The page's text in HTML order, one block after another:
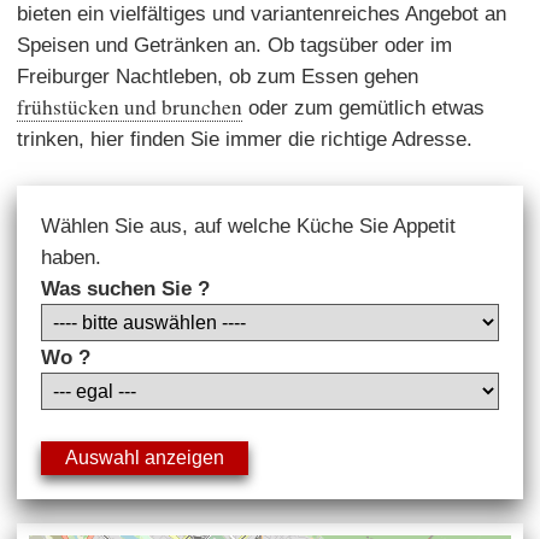
bieten ein vielfältiges und variantenreiches Angebot an
Speisen und Getränken an. Ob tagsüber oder im
Freiburger Nachtleben, ob zum Essen gehen
frühstücken und brunchen oder zum gemütlich etwas
trinken, hier finden Sie immer die richtige Adresse.
Wählen Sie aus, auf welche Küche Sie Appetit
haben.
Was suchen Sie ?
Wo ?